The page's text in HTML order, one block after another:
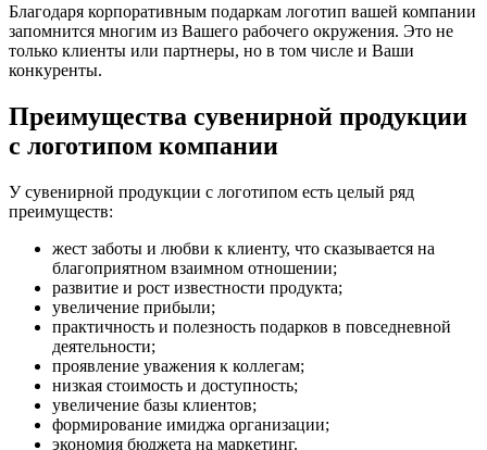
Благодаря корпоративным подаркам логотип вашей компании
запомнится многим из Вашего рабочего окружения. Это не
только клиенты или партнеры, но в том числе и Ваши
конкуренты.
Преимущества сувенирной продукции
с логотипом компании
У сувенирной продукции с логотипом есть целый ряд
преимуществ:
жест заботы и любви к клиенту, что сказывается на
благоприятном взаимном отношении;
развитие и рост известности продукта;
увеличение прибыли;
практичность и полезность подарков в повседневной
деятельности;
проявление уважения к коллегам;
низкая стоимость и доступность;
увеличение базы клиентов;
формирование имиджа организации;
экономия бюджета на маркетинг.